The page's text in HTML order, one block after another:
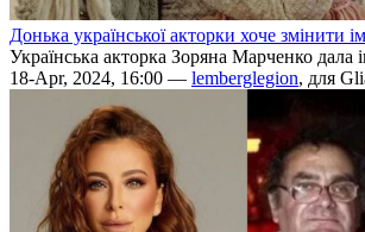
Донька української акторки хоче змінити
Українська акторка Зоряна Марченко дала
18-Apr, 2024, 16:00 — lemberglegion, для